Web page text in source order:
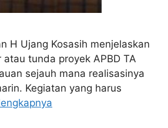
H Ujang Kosasih menjelaskan
tunda proyek APBD TA
sejauh mana realisasinya
Kegiatan yang harus